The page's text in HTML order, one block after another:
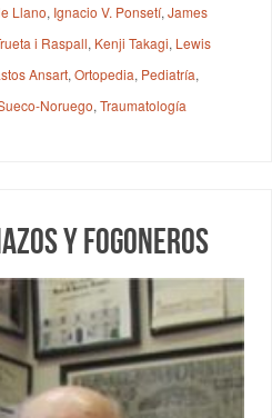
Llano, Ignacio V. Ponsetí,James
i Raspall, Kenji Takagi, Lewis
Ansart,Ortopedia, Pediatría,
Noruego,Traumatología
y fogoneros